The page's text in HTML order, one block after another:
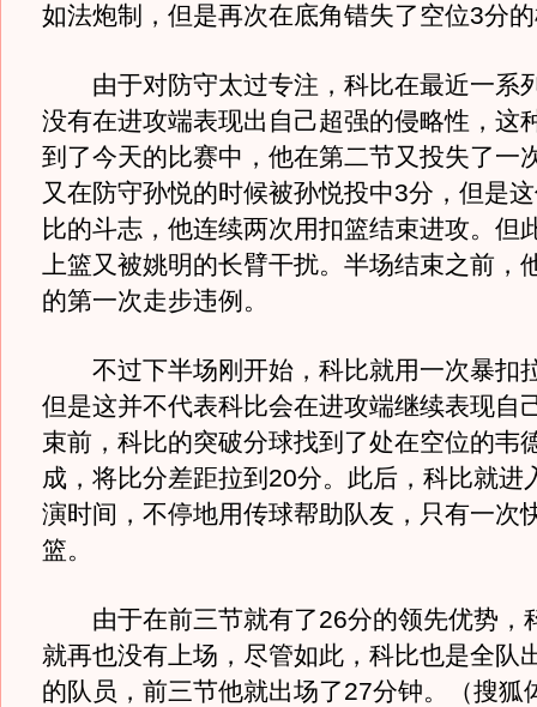
如法炮制，但是再次在底角错失了空位3分
由于对防守太过专注，科比在最近一系
没有在进攻端表现出自己超强的侵略性，这
到了今天的比赛中，他在第二节又投失了一
又在防守孙悦的时候被孙悦投中3分，但是
比的斗志，他连续两次用扣篮结束进攻。但
上篮又被姚明的长臂干扰。半场结束之前，
的第一次走步违例。
不过下半场刚开始，科比就用一次暴扣
但是这并不代表科比会在进攻端继续表现自
束前，科比的突破分球找到了处在空位的韦
成，将比分差距拉到20分。此后，科比就进
演时间，不停地用传球帮助队友，只有一次
篮。
由于在前三节就有了26分的领先优势，
就再也没有上场，尽管如此，科比也是全队
的队员，前三节他就出场了27分钟。（搜狐